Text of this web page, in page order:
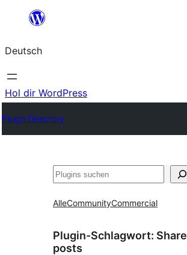
springen
Deutsch
Hol dir WordPress
Plugin Directory
Suchen
AlleCommunityCommercial
Plugin-Schlagwort: Share
posts